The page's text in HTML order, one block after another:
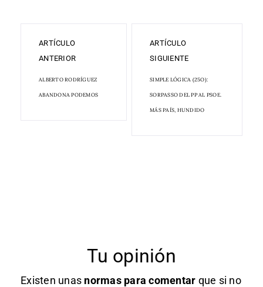
ARTÍCULO
ANTERIOR
ALBERTO RODRÍGUEZ
ABANDONA PODEMOS
ARTÍCULO
SIGUIENTE
SIMPLE LÓGICA (25O):
SORPASSO DEL PP AL PSOE.
MÁS PAÍS, HUNDIDO
Tu opinión
Existen unas normas para comentar que si no